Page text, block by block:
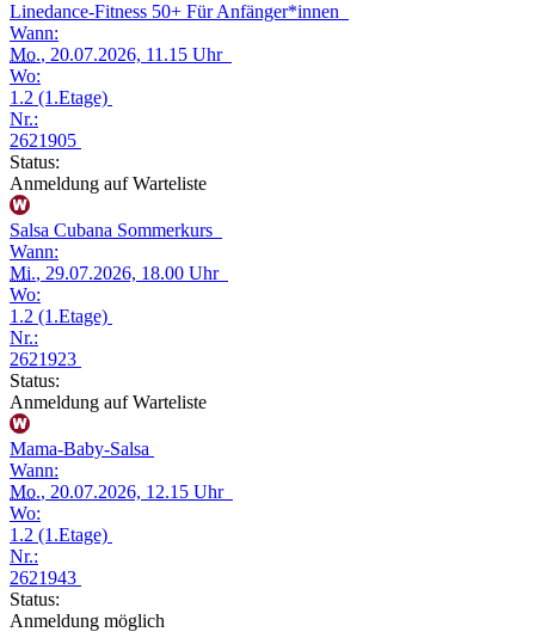
Linedance-Fitness 50+ Für Anfänger*innen
Wann:
Mo., 20.07.2026, 11.15 Uhr
Wo:
1.2 (1.Etage)
Nr.:
2621905
Status:
Anmeldung auf Warteliste
Salsa Cubana Sommerkurs
Wann:
Mi., 29.07.2026, 18.00 Uhr
Wo:
1.2 (1.Etage)
Nr.:
2621923
Status:
Anmeldung auf Warteliste
Mama-Baby-Salsa
Wann:
Mo., 20.07.2026, 12.15 Uhr
Wo:
1.2 (1.Etage)
Nr.:
2621943
Status:
Anmeldung möglich